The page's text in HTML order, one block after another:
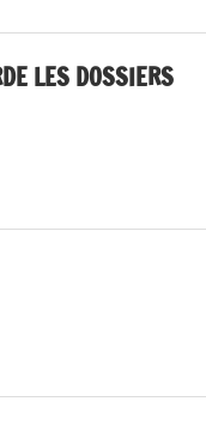
LES DOSSIERS